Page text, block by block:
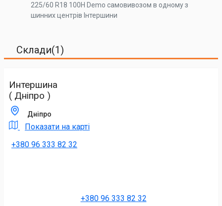
225/60 R18 100H Demo самовивозом в одному з
шинних центрів Інтершини
Склади(1)
Интершина
( Дніпро )
Дніпро
Показати на карті
+380 96 333 82 32
+380 96 333 82 32